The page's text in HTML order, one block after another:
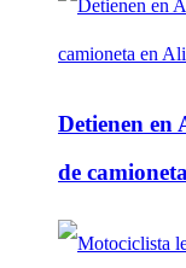
Detienen
de